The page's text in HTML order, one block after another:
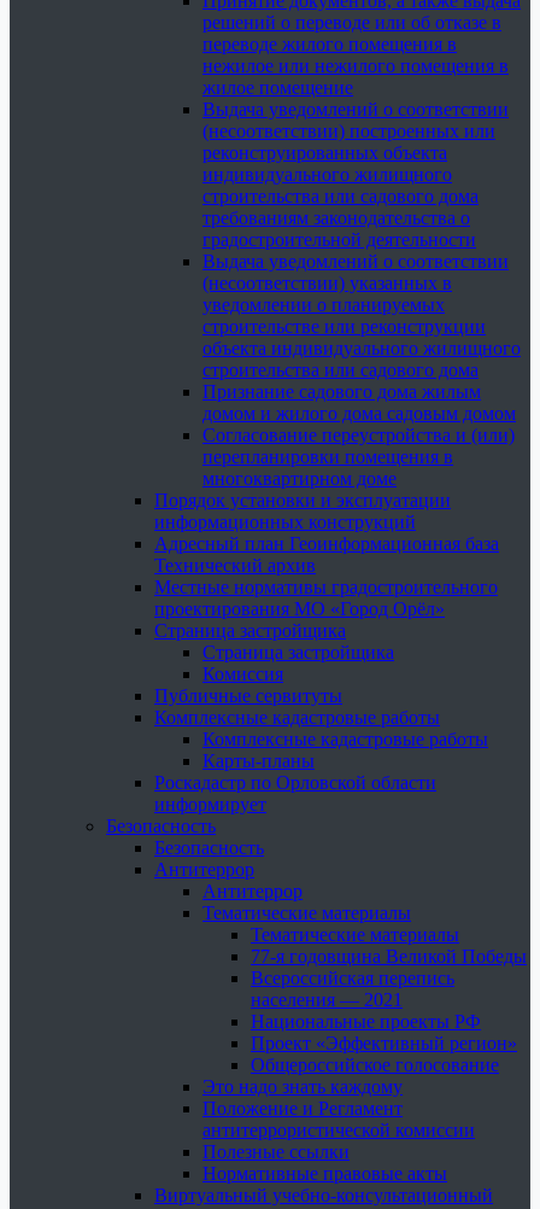
решений о переводе или об отказе в
переводе жилого помещения в
нежилое или нежилого помещения в
жилое помещение
Выдача уведомлений о соответствии
(несоответствии) построенных или
реконструированных объекта
индивидуального жилищного
строительства или садового дома
требованиям законодательства о
градостроительной деятельности
Выдача уведомлений о соответствии
(несоответствии) указанных в
уведомлении о планируемых
строительстве или реконструкции
объекта индивидуального жилищного
строительства или садового дома
Признание садового дома жилым
домом и жилого дома садовым домом
Согласование переустройства и (или)
перепланировки помещения в
многоквартирном доме
Порядок установки и эксплуатации
информационных конструкций
Адресный план Геоинформационная база
Технический архив
Местные нормативы градостроительного
проектирования МО «Город Орёл»
Страница застройщика
Страница застройщика
Комиссия
Публичные сервитуты
Комплексные кадастровые работы
Комплексные кадастровые работы
Карты-планы
Роскадастр по Орловской области
информирует
Безопасность
Безопасность
Антитеррор
Антитеррор
Тематические материалы
Тематические материалы
77-я годовщина Великой Победы
Всероссийская перепись
населения — 2021
Национальные проекты РФ
Проект «Эффективный регион»
Общероссийское голосование
Это надо знать каждому
Положение и Регламент
антитеррористической комиссии
Полезные ссылки
Нормативные правовые акты
Виртуальный учебно-консультационный